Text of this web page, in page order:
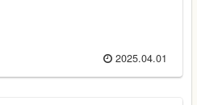
2025.04.01